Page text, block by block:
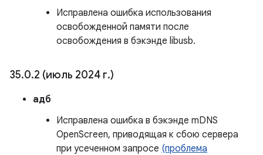
Исправлена ​​ошибка использования
освобожденной памяти после
освобождения в бэкэнде libusb.
35.0.2 (июль 2024 г.)
адб
Исправлена ​​ошибка в бэкэнде mDNS
OpenScreen, приводящая к сбою сервера
при усеченном запросе (проблема